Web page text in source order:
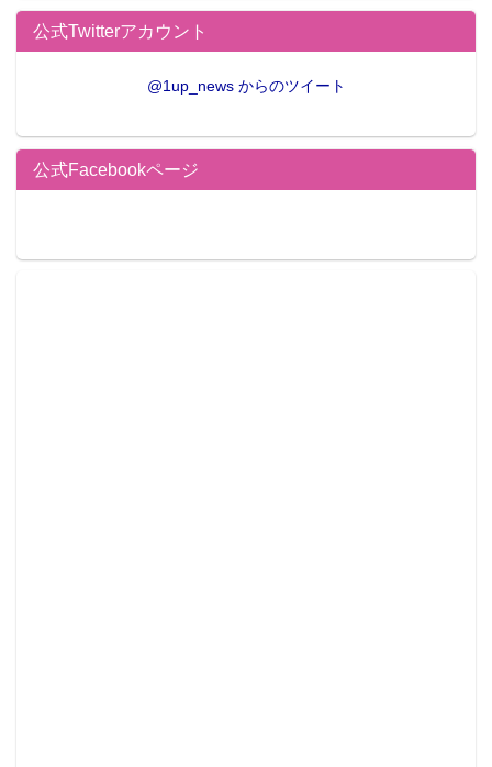
公式Twitterアカウント
@1up_news からのツイート
公式Facebookページ